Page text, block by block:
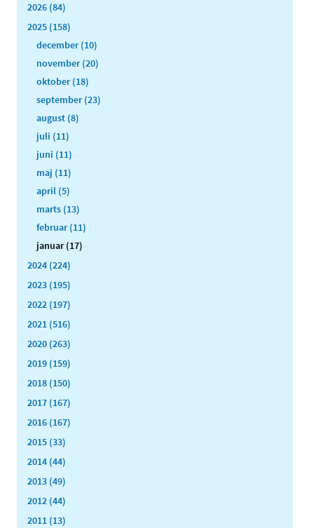
2026 (84)
2025 (158)
december (10)
november (20)
oktober (18)
september (23)
august (8)
juli (11)
juni (11)
maj (11)
april (5)
marts (13)
februar (11)
januar (17)
2024 (224)
2023 (195)
2022 (197)
2021 (516)
2020 (263)
2019 (159)
2018 (150)
2017 (167)
2016 (167)
2015 (33)
2014 (44)
2013 (49)
2012 (44)
2011 (13)